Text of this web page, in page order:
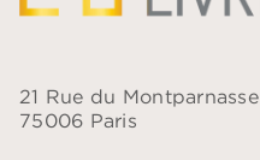
21 Rue du Montparnasse
75006 Paris